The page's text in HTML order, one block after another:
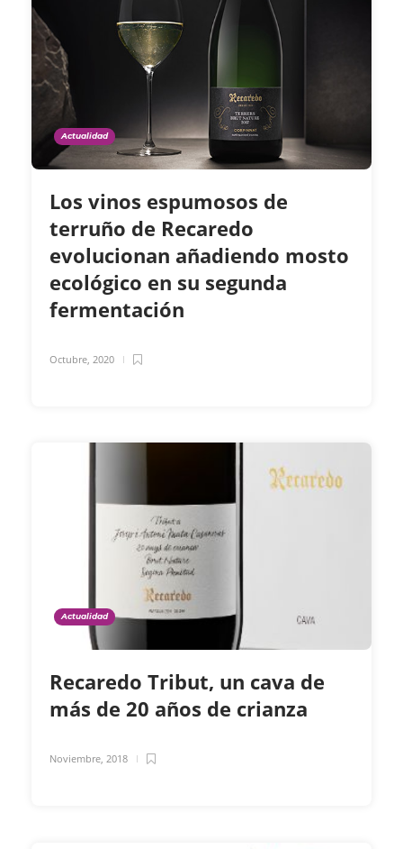
Actualidad
Los vinos espumosos de
terruño de Recaredo
evolucionan añadiendo mosto
ecológico en su segunda
fermentación
Octubre, 2020
Actualidad
Recaredo Tribut, un cava de
más de 20 años de crianza
Noviembre, 2018